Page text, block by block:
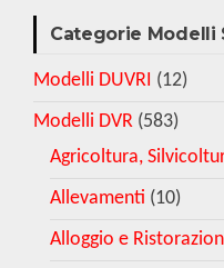
Categorie Modelli
Modelli DUVRI (12)
Modelli DVR (583)
Agricoltura,
Allevamenti (10)
Alloggio e